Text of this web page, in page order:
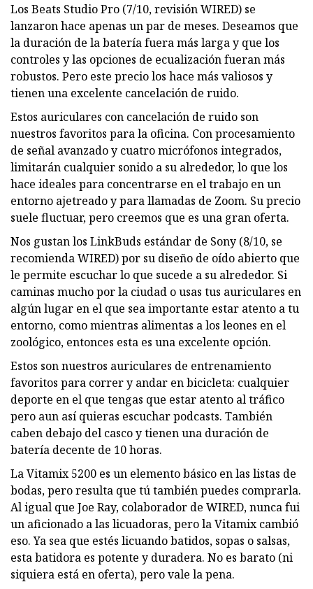
Los Beats Studio Pro (7/10, revisión WIRED) se
lanzaron hace apenas un par de meses. Deseamos que
la duración de la batería fuera más larga y que los
controles y las opciones de ecualización fueran más
robustos. Pero este precio los hace más valiosos y
tienen una excelente cancelación de ruido.
Estos auriculares con cancelación de ruido son
nuestros favoritos para la oficina. Con procesamiento
de señal avanzado y cuatro micrófonos integrados,
limitarán cualquier sonido a su alrededor, lo que los
hace ideales para concentrarse en el trabajo en un
entorno ajetreado y para llamadas de Zoom. Su precio
suele fluctuar, pero creemos que es una gran oferta.
Nos gustan los LinkBuds estándar de Sony (8/10, se
recomienda WIRED) por su diseño de oído abierto que
le permite escuchar lo que sucede a su alrededor. Si
caminas mucho por la ciudad o usas tus auriculares en
algún lugar en el que sea importante estar atento a tu
entorno, como mientras alimentas a los leones en el
zoológico, entonces esta es una excelente opción.
Estos son nuestros auriculares de entrenamiento
favoritos para correr y andar en bicicleta: cualquier
deporte en el que tengas que estar atento al tráfico
pero aun así quieras escuchar podcasts. También
caben debajo del casco y tienen una duración de
batería decente de 10 horas.
La Vitamix 5200 es un elemento básico en las listas de
bodas, pero resulta que tú también puedes comprarla.
Al igual que Joe Ray, colaborador de WIRED, nunca fui
un aficionado a las licuadoras, pero la Vitamix cambió
eso. Ya sea que estés licuando batidos, sopas o salsas,
esta batidora es potente y duradera. No es barato (ni
siquiera está en oferta), pero vale la pena.